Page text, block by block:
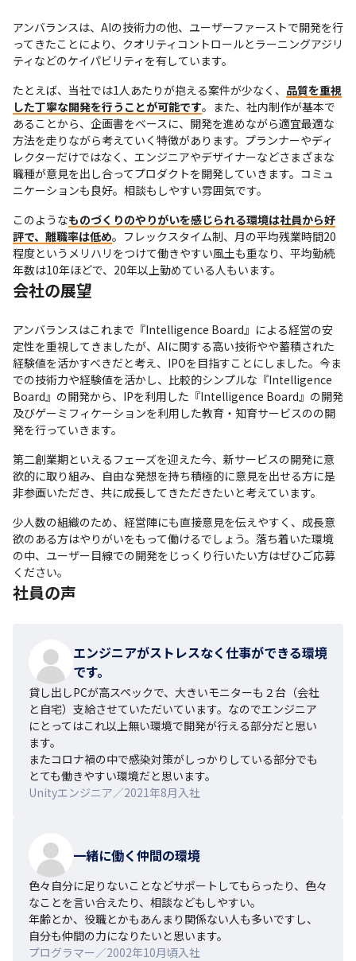
アンバランスは、AIの技術力の他、ユーザーファーストで開発を行
ってきたことにより、クオリティコントロールとラーニングアジリ
ティなどのケイパビリティを有しています。
たとえば、当社では1人あたりが抱える案件が少なく、 品質を重視
した丁寧な開発を行うことが可能です。また、社内制作が基本で
あることから、企画書をベースに、開発を進めながら適宜最適な
方法を走りながら考えていく特徴があります。プランナーやディ
レクターだけではなく、エンジニアやデザイナーなどさまざまな
職種が意見を出し合ってプロダクトを開発していきます。コミュ
ニケーションも良好。相談もしやすい雰囲気です。
このようなものづくりのやりがいを感じられる環境は社員から好
評で、離職率は低め。フレックスタイム制、月の平均残業時間20
程度というメリハリをつけて働きやすい風土も重なり、平均勤続
年数は10年ほどで、20年以上勤めている人もいます。
会社の展望
アンバランスはこれまで『Intelligence Board』による経営の安
定性を重視してきましたが、AIに関する高い技術やや蓄積された
経験値を活かすべきだと考え、IPOを目指すことにしました。今ま
での技術力や経験値を活かし、比較的シンプルな『Intelligence
Board』の開発から、IPを利用した『Intelligence Board』の開発
及びゲーミフィケーションを利用した教育・知育サービスのの開
発を行っていきます。
第二創業期といえるフェーズを迎えた今、新サービスの開発に意
欲的に取り組み、自由な発想を持ち積極的に意見を出せる方に是
非参画いただき、共に成長してきただきたいと考えています。
少人数の組織のため、経営陣にも直接意見を伝えやすく、成長意
欲のある方はやりがいをもって働けるでしょう。落ち着いた環境
の中、ユーザー目線での開発をじっくり行いたい方はぜひご応募
ください。
社員の声
エンジニアがストレスなく仕事ができる環境
です。
貸し出しPCが高スペックで、大きいモニターも２台（会社
と自宅）支給させていただいています。なのでエンジニア
にとってはこれ以上無い環境で開発が行える部分だと思い
ます。
またコロナ禍の中で感染対策がしっかりしている部分でも
とても働きやすい環境だと思います。
Unityエンジニア／2021年8月入社
一緒に働く仲間の環境
色々自分に足りないことなどサポートしてもらったり、色々
なことを言い合えたり、相談などもしやすい。
年齢とか、役職とかもあんまり関係ない人も多いですし、
自分も仲間の力になりたいと思います。
プログラマー／2002年10月頃入社